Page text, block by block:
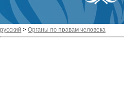
русский > Органы по правам человека